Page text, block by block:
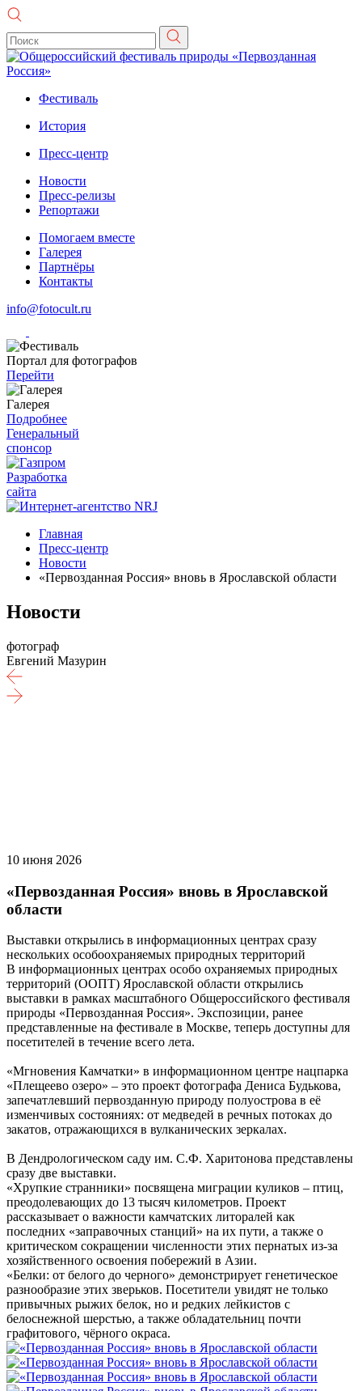
Фестиваль
История
Пресс-центр
Новости
Пресс-релизы
Репортажи
Помогаем вместе
Галерея
Партнёры
Контакты
info@fotocult.ru
Портал для фотографов
Перейти
Галерея
Подробнее
Генеральный
спонсор
Разработка
сайта
Главная
Пресс-центр
Новости
«Первозданная Россия» вновь в Ярославской области
Новости
фотограф
Евгений Мазурин
10 июня 2026
«Первозданная Россия» вновь в Ярославской
области
Выставки открылись в информационных центрах сразу
нескольких особоохраняемых природных территорий
В информационных центрах особо охраняемых природных
территорий (ООПТ) Ярославской области открылись
выставки в рамках масштабного Общероссийского фестиваля
природы «Первозданная Россия». Экспозиции, ранее
представленные на фестивале в Москве, теперь доступны для
посетителей в течение всего лета.
«Мгновения Камчатки» в информационном центре нацпарка
«Плещеево озеро» – это проект фотографа Дениса Будькова,
запечатлевший первозданную природу полуострова в её
изменчивых состояниях: от медведей в речных потоках до
закатов, отражающихся в вулканических зеркалах.
В Дендрологическом саду им. С.Ф. Харитонова представлены
сразу две выставки.
«Хрупкие странники» посвящена миграции куликов – птиц,
преодолевающих до 13 тысяч километров. Проект
рассказывает о важности камчатских литоралей как
последних «заправочных станций» на их пути, а также о
критическом сокращении численности этих пернатых из-за
хозяйственного освоения побережий в Азии.
«Белки: от белого до черного» демонстрирует генетическое
разнообразие этих зверьков. Посетители увидят не только
привычных рыжих белок, но и редких лейкистов с
белоснежной шерстью, а также обладательниц почти
графитового, чёрного окраса.